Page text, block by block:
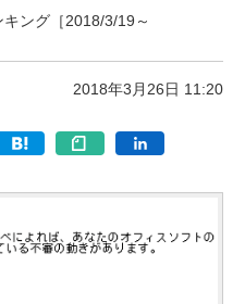
ング［2018/3/19～
2018年3月26日 11:20